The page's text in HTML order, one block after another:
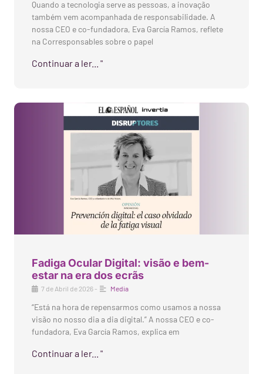
Quando a tecnologia serve as pessoas, a inovação
também vem acompanhada de responsabilidade. A
nossa CEO e co-fundadora, Eva García Ramos, reflete
na Corresponsables sobre o papel
Continuar a ler... "
Fadiga Ocular Digital: visão e bem-
estar na era dos ecrãs
7 de Abril de 2026- Media
“Está na hora de repensarmos como usamos a nossa
visão no nosso dia a dia digital.” A nossa CEO e co-
fundadora, Eva García Ramos, explica em
Continuar a ler... "